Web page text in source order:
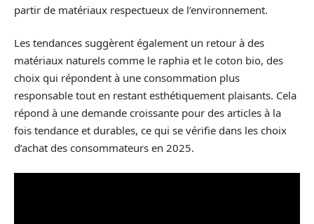
partir de matériaux respectueux de l’environnement.
Les tendances suggèrent également un retour à des
matériaux naturels comme le raphia et le coton bio, des
choix qui répondent à une consommation plus
responsable tout en restant esthétiquement plaisants. Cela
répond à une demande croissante pour des articles à la
fois tendance et durables, ce qui se vérifie dans les choix
d’achat des consommateurs en 2025.